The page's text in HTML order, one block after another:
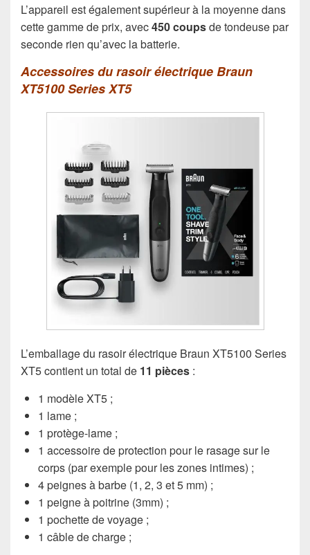
L’appareil est également supérieur à la moyenne dans
cette gamme de prix, avec450 coupsde tondeuse par
seconde rien qu’avec la batterie.
Accessoires du rasoir électrique Braun
XT5100 Series XT5
L’emballage du rasoir électrique Braun XT5100 Series
XT5 contient un total de 11 pièces :
1 modèle XT5 ;
1 lame ;
1 protège-lame ;
1 accessoire de protection pour le rasage sur le
corps (par exemple pour les zones intimes) ;
4 peignes à barbe (1, 2, 3 et 5 mm) ;
1 peigne à poitrine (3mm) ;
1 pochette de voyage ;
1 câble de charge ;